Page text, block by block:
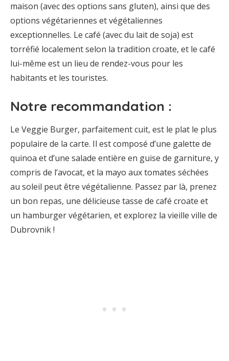
maison (avec des options sans gluten), ainsi que des
options végétariennes et végétaliennes
exceptionnelles. Le café (avec du lait de soja) est
torréfié localement selon la tradition croate, et le café
lui-même est un lieu de rendez-vous pour les
habitants et les touristes.
Notre recommandation :
Le Veggie Burger, parfaitement cuit, est le plat le plus
populaire de la carte. Il est composé d’une galette de
quinoa et d’une salade entière en guise de garniture, y
compris de l’avocat, et la mayo aux tomates séchées
au soleil peut être végétalienne. Passez par là, prenez
un bon repas, une délicieuse tasse de café croate et
un hamburger végétarien, et explorez la vieille ville de
Dubrovnik !